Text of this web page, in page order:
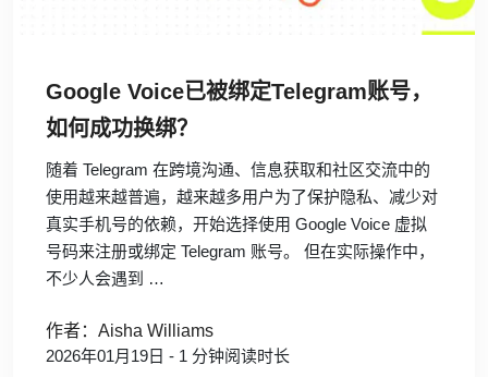
Google Voice已被绑定Telegram账号，
如何成功换绑？
随着 Telegram 在跨境沟通、信息获取和社区交流中的
使用越来越普遍，越来越多用户为了保护隐私、减少对
真实手机号的依赖，开始选择使用 Google Voice 虚拟
号码来注册或绑定 Telegram 账号。 但在实际操作中，
不少人会遇到 …
作者：Aisha Williams
2026年01月19日 - 1 分钟阅读时长